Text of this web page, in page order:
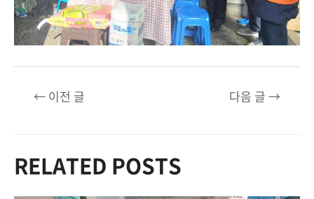
←이전 글 다음 글→
RELATED POSTS